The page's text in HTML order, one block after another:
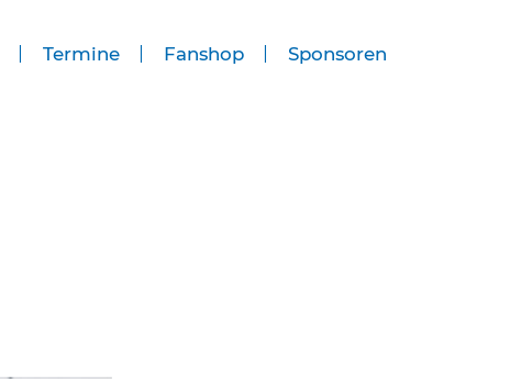
Termine Fanshop Sponsoren